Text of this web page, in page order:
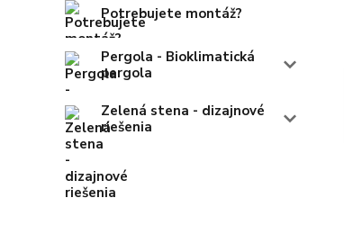
Potrebujete montáž?
Pergola - Bioklimatická
pergola
Zelená stena - dizajnové
riešenia